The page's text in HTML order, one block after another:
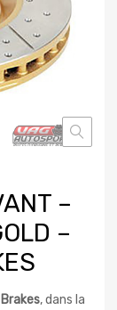
–
–
Brakes, dans la